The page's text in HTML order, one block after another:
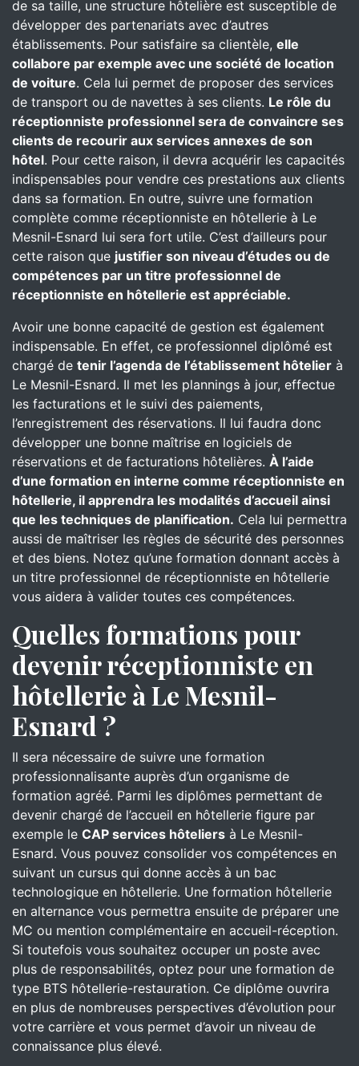
de sa taille, une structure hôtelière est susceptible de
développer des partenariats avec d’autres
établissements. Pour satisfaire sa clientèle, elle
collabore par exemple avec une société de location
de voiture. Cela lui permet de proposer des services
de transport ou de navettes à ses clients. Le rôle du
réceptionniste professionnel sera de convaincre ses
clients de recourir aux services annexes de son
hôtel. Pour cette raison, il devra acquérir les capacités
indispensables pour vendre ces prestations aux clients
dans sa formation. En outre, suivre une formation
complète comme réceptionniste en hôtellerie à Le
Mesnil-Esnard lui sera fort utile. C’est d’ailleurs pour
cette raison que justifier son niveau d’études ou de
compétences par un titre professionnel de
réceptionniste en hôtellerie est appréciable.
Avoir une bonne capacité de gestion est également
indispensable. En effet, ce professionnel diplômé est
chargé de tenir l’agenda de l’établissement hôtelier à
Le Mesnil-Esnard. Il met les plannings à jour, effectue
les facturations et le suivi des paiements,
l’enregistrement des réservations. Il lui faudra donc
développer une bonne maîtrise en logiciels de
réservations et de facturations hôtelières. À l’aide
d’une formation en interne comme réceptionniste en
hôtellerie, il apprendra les modalités d’accueil ainsi
que les techniques de planification. Cela lui permettra
aussi de maîtriser les règles de sécurité des personnes
et des biens. Notez qu’une formation donnant accès à
un titre professionnel de réceptionniste en hôtellerie
vous aidera à valider toutes ces compétences.
Quelles formations pour
devenir réceptionniste en
hôtellerie à Le Mesnil-
Esnard ?
Il sera nécessaire de suivre une formation
professionnalisante auprès d’un organisme de
formation agréé. Parmi les diplômes permettant de
devenir chargé de l’accueil en hôtellerie figure par
exemple le CAP services hôteliers à Le Mesnil-
Esnard. Vous pouvez consolider vos compétences en
suivant un cursus qui donne accès à un bac
technologique en hôtellerie. Une formation hôtellerie
en alternance vous permettra ensuite de préparer une
MC ou mention complémentaire en accueil-réception.
Si toutefois vous souhaitez occuper un poste avec
plus de responsabilités, optez pour une formation de
type BTS hôtellerie-restauration. Ce diplôme ouvrira
en plus de nombreuses perspectives d’évolution pour
votre carrière et vous permet d’avoir un niveau de
connaissance plus élevé.